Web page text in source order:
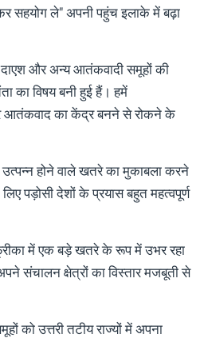
कर सहयोग ले" अपनी पहुंच इलाके में बढ़ा
दाएश और अन्य आतंकवादी समूहों की
का विषय बनी हुई हैं। हमें
आतंकवाद का केंद्र बनने से रोकने के
होने वाले खतरे का मुकाबला करने
पड़ोसी देशों के प्रयास बहुत महत्वपूर्ण
में एक बड़े खतरे के रूप में उभर रहा
संचालन क्षेत्रों का विस्तार मजबूती से
को उत्तरी तटीय राज्यों में अपना